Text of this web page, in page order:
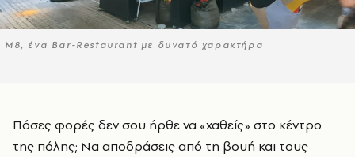
M8, ένα Bar-Restaurant με δυνατό χαρακτήρα
Πόσες φορές δεν σου ήρθε να «χαθείς» στο κέντρο
της πόλης; Να αποδράσεις από τη βουή και τους